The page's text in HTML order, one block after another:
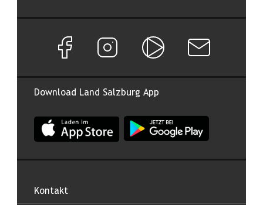
Download Land Salzburg App
App Land Salzburg im Apple App Store
App Land Salzburg im
Facebook Seite von Land Salzburg
Instagram Seite von Land Salzburg
Salzburg ONNewsletter
Kontakt